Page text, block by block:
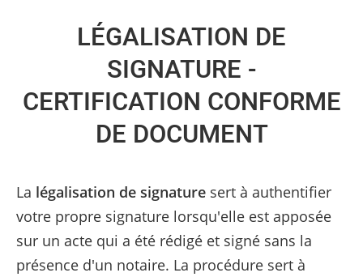
LÉGALISATION DE
SIGNATURE -
CERTIFICATION CONFORME
DE DOCUMENT
La légalisation de signature sert à authentifier
votre propre signature lorsqu'elle est apposée
sur un acte qui a été rédigé et signé sans la
présence d'un notaire. La procédure sert à